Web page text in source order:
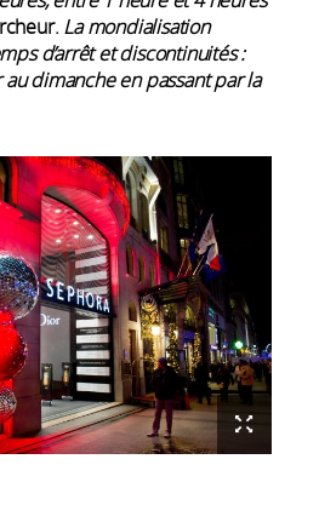
La mondialisation
d’arrêt et discontinuités :
dimanche en passant par la